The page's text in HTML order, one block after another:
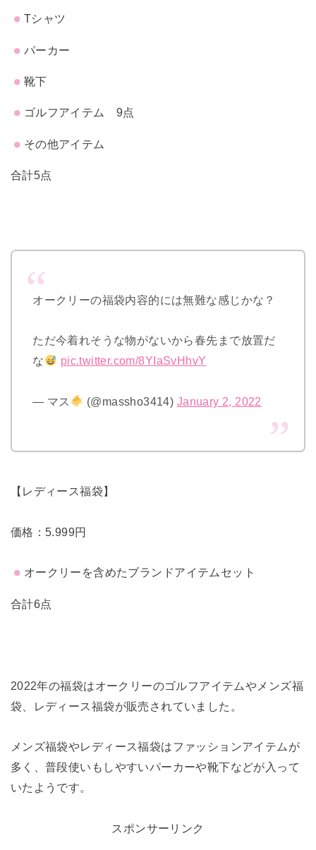
Tシャツ
パーカー
靴下
ゴルフアイテム 9点
その他アイテム
合計5点
オークリーの福袋内容的には無難な感じかな？
ただ今着れそうな物がないから春先まで放置だ
な
pic.twitter.com/8YIaSvHhvY
— マス (@massho3414) January 2, 2022
【レディース福袋】
価格：5.999円
オークリーを含めたブランドアイテムセット
合計6点
2022年の福袋はオークリーのゴルフアイテムやメンズ福
袋、レディース福袋が販売されていました。
メンズ福袋やレディース福袋はファッションアイテムが
多く、普段使いもしやすいパーカーや靴下などが入って
いたようです。
スポンサーリンク